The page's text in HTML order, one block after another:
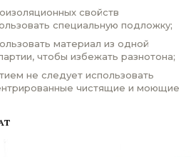
свойств
специальную подложку;
материал из одной
чтобы избежать разнотона;
не следует использовать
чистящие и моющие